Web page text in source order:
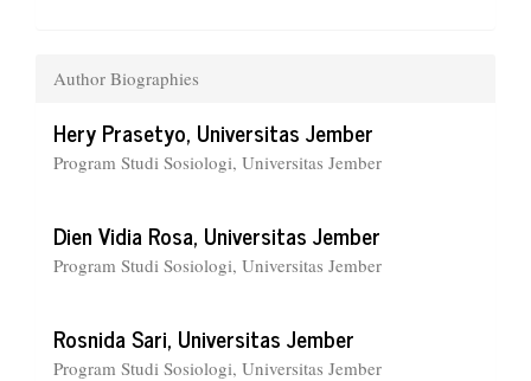
Author Biographies
Hery Prasetyo, Universitas Jember
Program Studi Sosiologi, Universitas Jember
Dien Vidia Rosa, Universitas Jember
Program Studi Sosiologi, Universitas Jember
Rosnida Sari, Universitas Jember
Program Studi Sosiologi, Universitas Jember